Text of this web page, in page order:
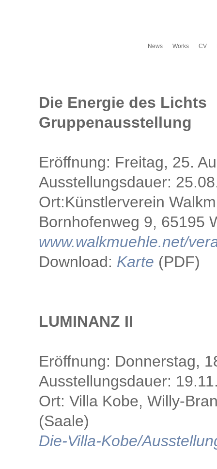
News Works CV
Die Energie des Lichts
Gruppenausstellung
Eröffnung: Freitag, 25.
Ausstellungsdauer:
Ort:Künstlerverein
Bornhofenweg 9, 65195
www.walkmuehle.net/
Download: Karte (PDF)
LUMINANZ II
Eröffnung: Donnerstag,
Ausstellungsdauer:
Ort: Villa Kobe, Willy-
(Saale)
Die-Villa-Kobe/